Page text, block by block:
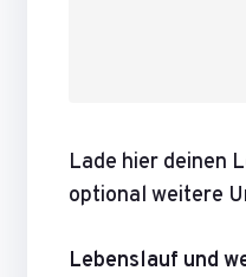
Lade hier deinen
optional weitere
Lebenslauf und